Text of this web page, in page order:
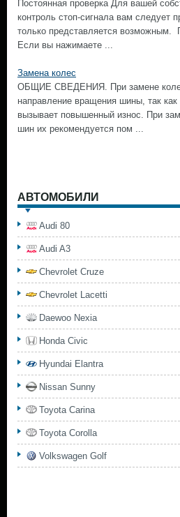
Постоянная проверка Для вашей
контроль стоп-сигнала вам следует
только представляется
Если вы нажимаете ...
Замена колес
ОБЩИЕ СВЕДЕНИЯ. При замене
направление вращения шины, так как
вызывает повышенный износ. При
шин их рекомендуется пом ...
АВТОМОБИЛИ
Audi 80
Audi A3
Chevrolet Cruze
Chevrolet Lacetti
Daewoo Nexia
Honda Civic
Hyundai Elantra
Nissan Sunny
Toyota Carina
Toyota Corolla
Volkswagen Golf